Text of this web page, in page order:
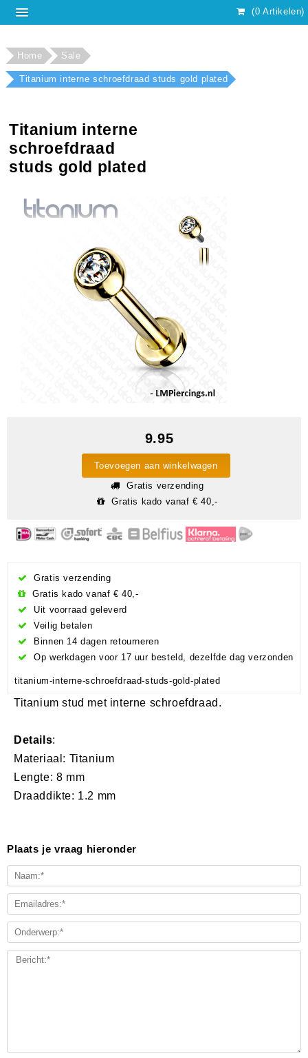
(0 Artikelen)
Home Sale
Titanium interne schroefdraad studs gold plated
Titanium interne
schroefdraad
studs gold plated
9.95
Toevoegen aan winkelwagen
Gratis verzending
Gratis kado vanaf € 40,-
Gratis verzending
Gratis kado vanaf € 40,-
Uit voorraad geleverd
Veilig betalen
Binnen 14 dagen retourneren
Op werkdagen voor 17 uur besteld, dezelfde dag verzonden
titanium-interne-schroefdraad-studs-gold-plated
Titanium stud met interne schroefdraad.
Details:
Materiaal: Titanium
Lengte: 8 mm
Draaddikte: 1.2 mm
Plaats je vraag hieronder